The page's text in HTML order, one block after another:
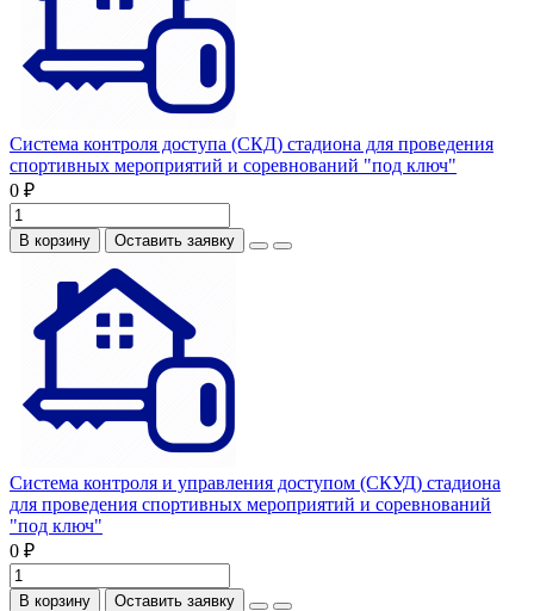
Система контроля доступа (СКД) стадиона для проведения
спортивных мероприятий и соревнований "под ключ"
0 ₽
В корзину Оставить заявку
Система контроля и управления доступом (СКУД) стадиона
для проведения спортивных мероприятий и соревнований
"под ключ"
0 ₽
В корзину Оставить заявку